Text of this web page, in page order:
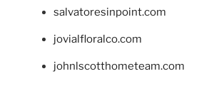
salvatoresinpoint.com
jovialfloralco.com
johnlscotthometeam.com